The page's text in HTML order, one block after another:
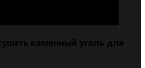
каменный уголь для